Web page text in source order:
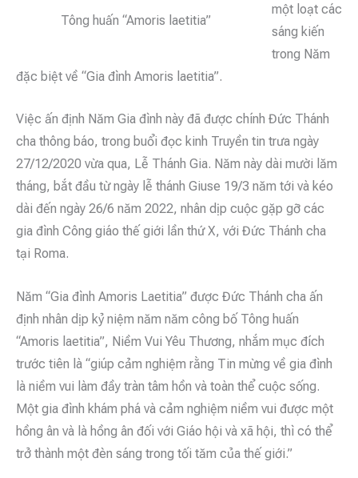
Tông huấn “Amoris laetitia”
một loạt các
sáng kiến
trong Năm
đặc biệt về “Gia đình Amoris laetitia”.
Việc ấn định Năm Gia đình này đã được chính Đức Thánh
cha thông báo, trong buổi đọc kinh Truyền tin trưa ngày
27/12/2020 vừa qua, Lễ Thánh Gia. Năm này dài mười lăm
tháng, bắt đầu từ ngày lễ thánh Giuse 19/3 năm tới và kéo
dài đến ngày 26/6 năm 2022, nhân dịp cuộc gặp gỡ các
gia đình Công giáo thế giới lần thứ X, với Đức Thánh cha
tại Roma.
Năm “Gia đình Amoris Laetitia” được Đức Thánh cha ấn
định nhân dịp kỷ niệm năm năm công bố Tông huấn
“Amoris laetitia”, Niềm Vui Yêu Thương, nhắm mục đích
trước tiên là “giúp cảm nghiệm rằng Tin mừng về gia đình
là niềm vui làm đầy tràn tâm hồn và toàn thể cuộc sống.
Một gia đình khám phá và cảm nghiệm niềm vui được một
hồng ân và là hồng ân đối với Giáo hội và xã hội, thì có thể
trở thành một đèn sáng trong tối tăm của thế giới.”